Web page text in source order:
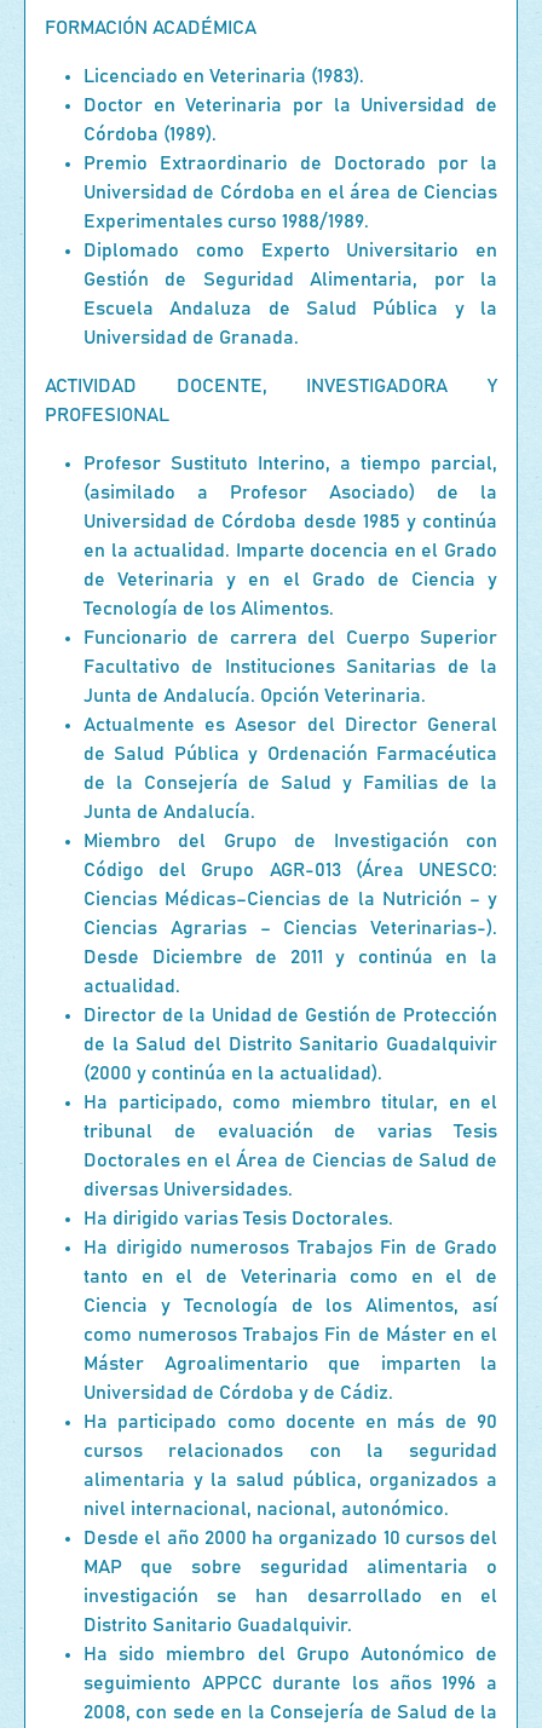
FORMACIÓN ACADÉMICA
Licenciado en Veterinaria (1983).
Doctor en Veterinaria por la Universidad de
Córdoba (1989).
Premio Extraordinario de Doctorado por la
Universidad de Córdoba en el área de Ciencias
Experimentales curso 1988/1989.
Diplomado como Experto Universitario en
Gestión de Seguridad Alimentaria, por la
Escuela Andaluza de Salud Pública y la
Universidad de Granada.
ACTIVIDAD DOCENTE, INVESTIGADORA Y
PROFESIONAL
Profesor Sustituto Interino, a tiempo parcial,
(asimilado a Profesor Asociado) de la
Universidad de Córdoba desde 1985 y continúa
en la actualidad. Imparte docencia en el Grado
de Veterinaria y en el Grado de Ciencia y
Tecnología de los Alimentos.
Funcionario de carrera del Cuerpo Superior
Facultativo de Instituciones Sanitarias de la
Junta de Andalucía. Opción Veterinaria.
Actualmente es Asesor del Director General
de Salud Pública y Ordenación Farmacéutica
de la Consejería de Salud y Familias de la
Junta de Andalucía.
Miembro del Grupo de Investigación con
Código del Grupo AGR-013 (Área UNESCO:
Ciencias Médicas–Ciencias de la Nutrición – y
Ciencias Agrarias – Ciencias Veterinarias-).
Desde Diciembre de 2011 y continúa en la
actualidad.
Director de la Unidad de Gestión de Protección
de la Salud del Distrito Sanitario Guadalquivir
(2000 y continúa en la actualidad).
Ha participado, como miembro titular, en el
tribunal de evaluación de varias Tesis
Doctorales en el Área de Ciencias de Salud de
diversas Universidades.
Ha dirigido varias Tesis Doctorales.
Ha dirigido numerosos Trabajos Fin de Grado
tanto en el de Veterinaria como en el de
Ciencia y Tecnología de los Alimentos, así
como numerosos Trabajos Fin de Máster en el
Máster Agroalimentario que imparten la
Universidad de Córdoba y de Cádiz.
Ha participado como docente en más de 90
cursos relacionados con la seguridad
alimentaria y la salud pública, organizados a
nivel internacional, nacional, autonómico.
Desde el año 2000 ha organizado 10 cursos del
MAP que sobre seguridad alimentaria o
investigación se han desarrollado en el
Distrito Sanitario Guadalquivir.
Ha sido miembro del Grupo Autonómico de
seguimiento APPCC durante los años 1996 a
2008, con sede en la Consejería de Salud de la